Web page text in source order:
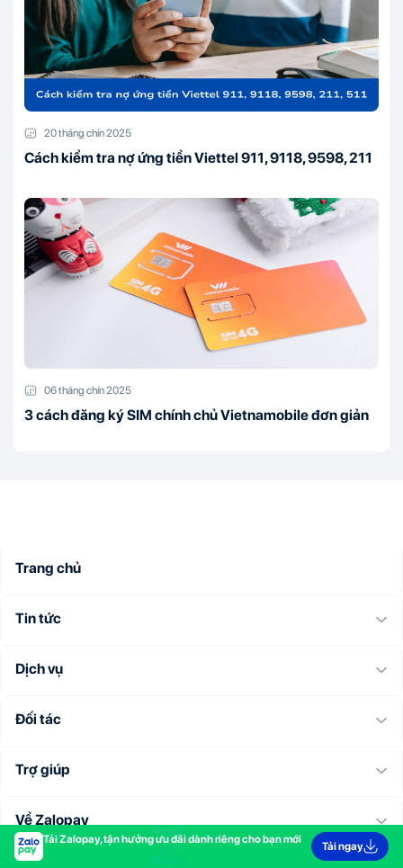
Tải Zalopay, tận hưởng ưu đãi dành riêng cho bạn mới
Tải ngay
20 tháng chín 2025
Cách kiểm tra nợ ứng tiền Viettel 911, 9118, 9598, 211
06 tháng chín 2025
3 cách đăng ký SIM chính chủ Vietnamobile đơn giản
Trang chủ
Tin tức
Dịch vụ
Đối tác
Trợ giúp
Về Zalopay